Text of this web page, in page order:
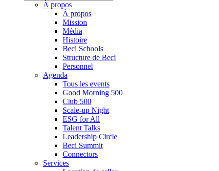
À propos
À propos
Mission
Média
Histoire
Beci Schools
Structure de Beci
Personnel
Agenda
Tous les events
Good Morning 500
Club 500
Scale-up Night
ESG for All
Talent Talks
Leadership Circle
Beci Summit
Connectors
Services